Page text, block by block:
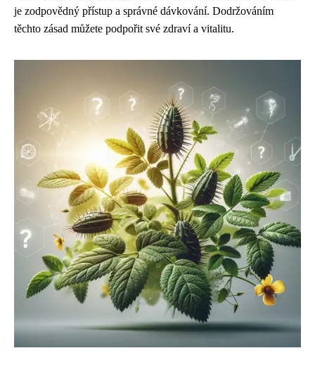
je zodpovědný přístup a správné dávkování. Dodržováním
těchto zásad můžete podpořit své zdraví a vitalitu.